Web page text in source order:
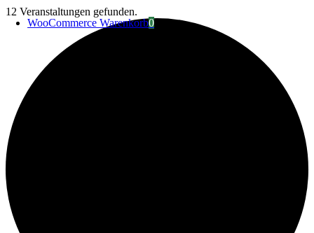
Zum
InhaltWooCommerce Warenkorb0
12 Veranstaltungen gefunden.